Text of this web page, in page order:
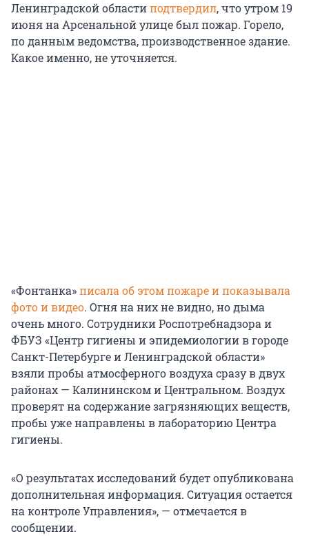
Ленинградской областиподтвердил, что утром 19
июня на Арсенальной улице был пожар. Горело,
по данным ведомства, производственное здание.
Какое именно, не уточняется.
«Фонтанка»писала об этом пожаре и показывала
фото и видео. Огня на них не видно, но дыма
очень много. Сотрудники Роспотребнадзора и
ФБУЗ «Центр гигиены и эпидемиологии в городе
Санкт-Петербурге и Ленинградской области»
взяли пробы атмосферного воздуха сразу в двух
районах — Калининском и Центральном. Воздух
проверят на содержание загрязняющих веществ,
пробы уже направлены в лабораторию Центра
гигиены.
«О результатах исследований будет опубликована
дополнительная информация. Ситуация остается
на контроле Управления», — отмечается в
сообщении.